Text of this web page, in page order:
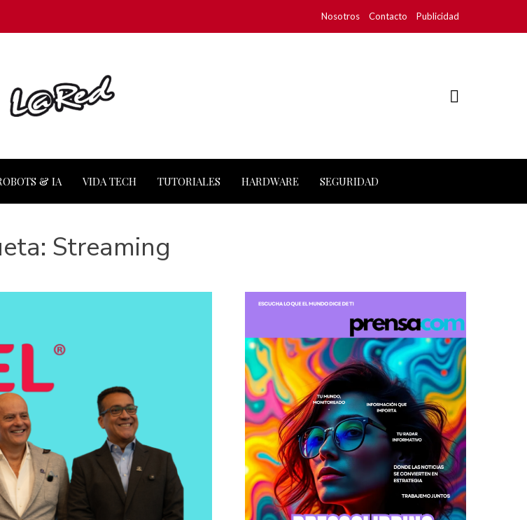
Nosotros Contacto Publicidad
& IA VIDA TECH TUTORIALES HARDWARE SEGURIDAD
Streaming